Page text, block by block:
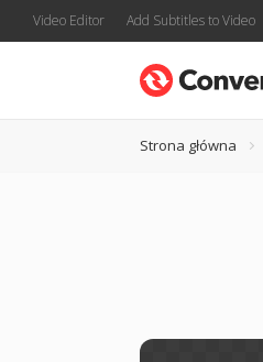
Video Editor Add Subtitles to Video
Strona główna